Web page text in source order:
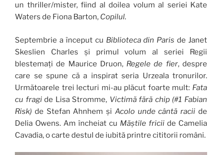
un thriller/mister, fiind al doilea volum al seriei Kate
Waters de Fiona Barton, Copilul.
Septembrie a început cu Biblioteca din Paris de Janet
Skeslien Charles și primul volum al seriei Regii
blestemați de Maurice Druon, Regele de fier, despre
care se spune că a inspirat seria Urzeala tronurilor.
Următoarele trei lecturi mi-au plăcut foarte mult: Fata
cu fragide Lisa Stromme, Victimă fără chip (#1 Fabian
Risk) de Stefan Ahnhem și Acolo unde cântă racii de
Delia Owens. Am încheiat cu Măștile fricii de Camelia
Cavadia, o carte destul de iubită printre cititorii români.